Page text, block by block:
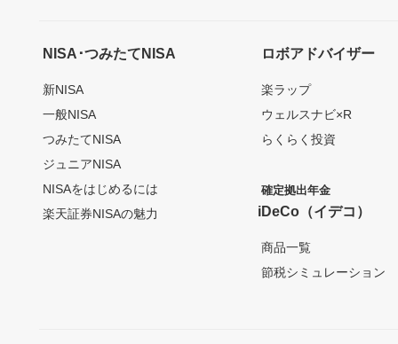
NISA･つみたてNISA
新NISA
一般NISA
つみたてNISA
ジュニアNISA
NISAをはじめるには
楽天証券NISAの魅力
ロボアドバイザー
楽ラップ
ウェルスナビ×R
らくらく投資
確定拠出年金
iDeCo（イデコ）
商品一覧
節税シミュレーション